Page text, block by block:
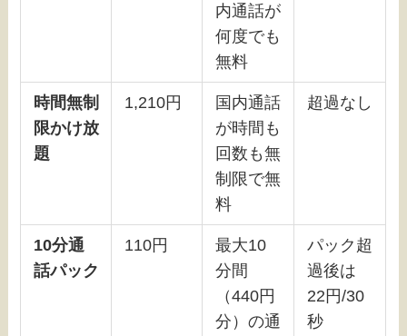
内通話が
何度でも
無料
時間無制
限かけ放
題
1,210円
国内通話
が時間も
回数も無
制限で無
料
超過なし
10分通
話パック
110円
最大10
分間
（440円
分）の通
パック超
過後は
22円/30
秒